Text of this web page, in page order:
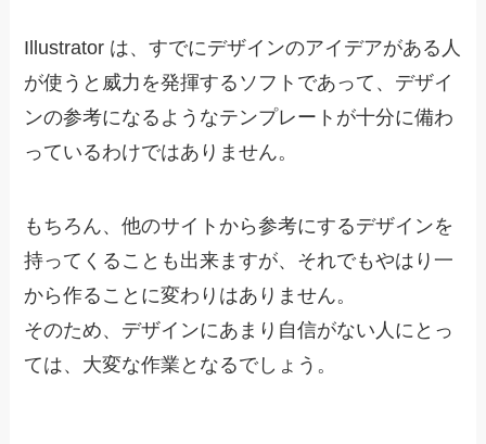
Illustrator は、すでにデザインのアイデアがある人
が使うと威力を発揮するソフトであって、 デザイ
ンの参考になるようなテンプレートが十分に備わ
っているわけではありません。
もちろん、他のサイトから参考にするデザインを
持ってくることも出来ますが、それでもやはり一
から作ることに変わりはありません。
そのため、デザインにあまり自信がない人にとっ
ては、大変な作業となるでしょう。